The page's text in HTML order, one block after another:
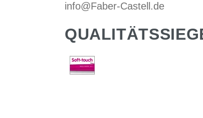
info@Faber-Castell.de